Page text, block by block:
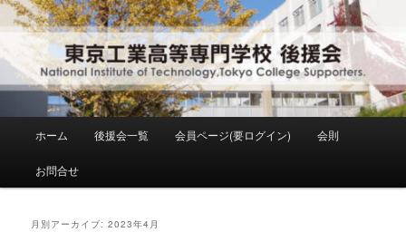
メ
イ
ン
コ
ン
サ
ブ
コ
ン
テ
東京工業高等専門学校 後援会
National Institute of Technology ,Tokyo College Supporters.
メ
ホーム 後援会一覧 会員ページ(要ログイン) 会則
お問合せ
月別アーカイブ:2023年4月